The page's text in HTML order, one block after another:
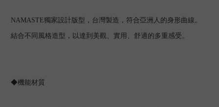
NAMASTE獨家設計版型，台灣製造，符合亞洲人的身形曲線。
結合不同風格造型，以達到美觀、實用、舒適的多重感受。
◆機能材質